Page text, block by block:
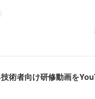
術者向け研修動画を